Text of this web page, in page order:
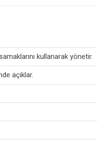
kullanarak yönetir.
açıklar.